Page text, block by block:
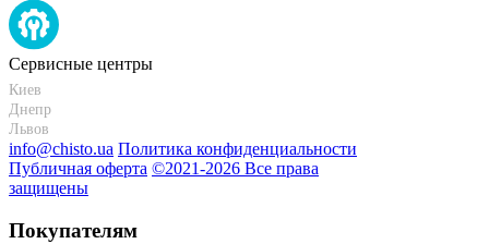
Сервисные центры
Киев
Днепр
Львов
info@chisto.ua Политика конфиденциальности
Публичная оферта ©2021-2026 Все права
защищены
Покупателям